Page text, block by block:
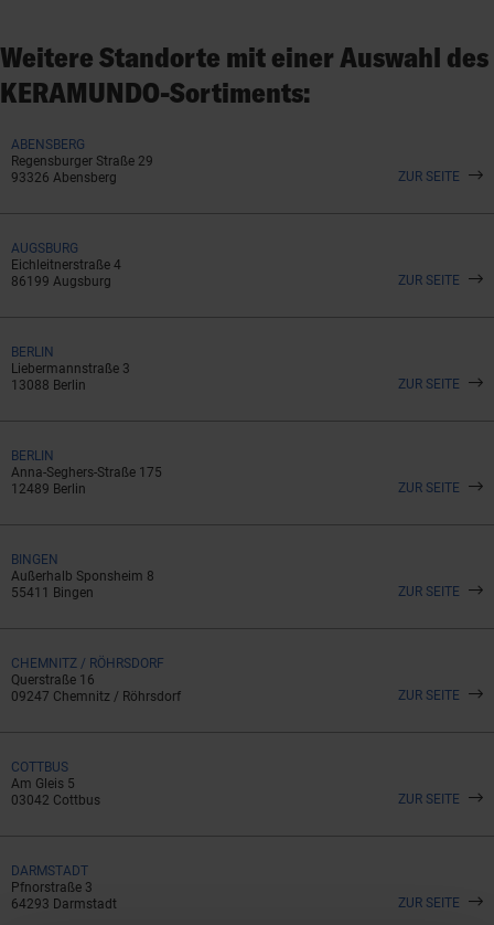
Weitere Standorte mit einer Auswahl des
KERAMUNDO-Sortiments:
ABENSBERG
Regensburger Straße 29
93326 Abensberg
ZUR SEITE
AUGSBURG
Eichleitnerstraße 4
86199 Augsburg
ZUR SEITE
BERLIN
Liebermannstraße 3
13088 Berlin
ZUR SEITE
BERLIN
Anna-Seghers-Straße 175
12489 Berlin
ZUR SEITE
BINGEN
Außerhalb Sponsheim 8
55411 Bingen
ZUR SEITE
CHEMNITZ / RÖHRSDORF
Querstraße 16
09247 Chemnitz / Röhrsdorf
ZUR SEITE
COTTBUS
Am Gleis 5
03042 Cottbus
ZUR SEITE
DARMSTADT
Pfnorstraße 3
64293 Darmstadt
ZUR SEITE